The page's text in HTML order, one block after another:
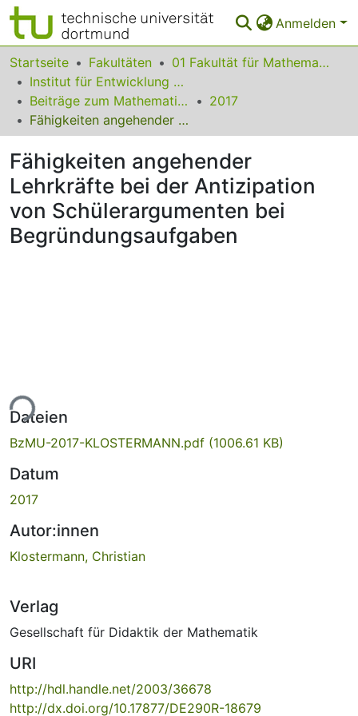
Anmelden
Bereiche & Sammlungen
Das gesamte Repositorium
Statistiken
FAQ
Leitlinien
Zurück zur Startseite
Startseite Fakultäten
01 Fakultät für Mathematik
Institut für Entwicklung und Erforschung des Mathematikunterrichts
Beiträge zum Mathematikunterricht
2017
Fähigkeiten angehender Lehrkräfte bei der Antizipation von Schülerargumenten bei Begründungsaufgaben
Fähigkeiten angehender
Lehrkräfte bei der Antizipation
von Schülerargumenten bei
Begründungsaufgaben
Dateien
BzMU-2017-KLOSTERMANN.pdf (1006.61 KB)
Datum
2017
Autor:innen
Klostermann, Christian
Verlag
Gesellschaft für Didaktik der Mathematik
URI
http://hdl.handle.net/2003/36678
http://dx.doi.org/10.17877/DE290R-18679